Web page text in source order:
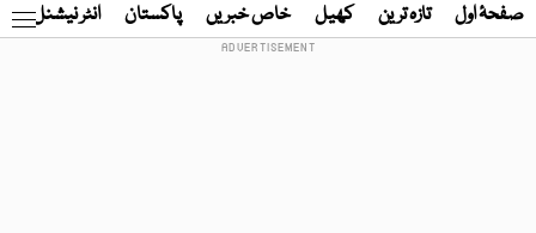
صفحۂ اول تازہ ترین کھیل خاص خبریں پاکستان انٹر نیشنل